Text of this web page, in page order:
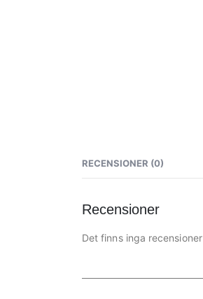
RECENSIONER (0)
Recensioner
Det finns inga